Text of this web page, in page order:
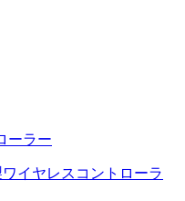
ーラー
イヤレスコントローラ